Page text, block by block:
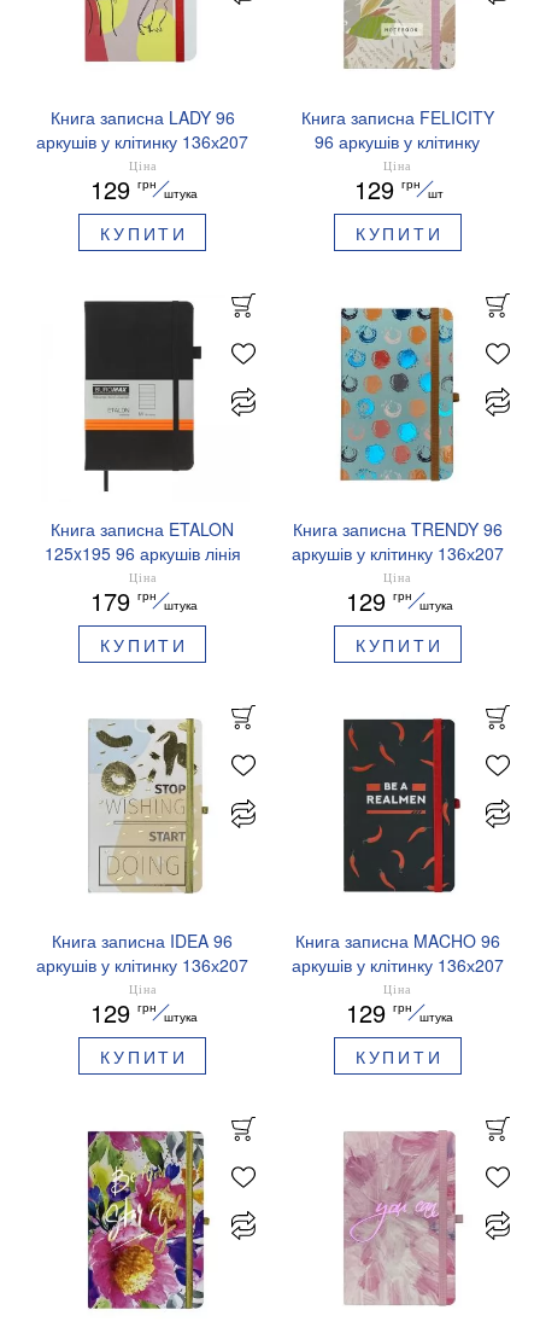
Книга записна LADY 96
аркушів у клітинку 136х207
мм BUROMAX BM.255106
Ціна
129 грн
штука
КУПИТИ
Книга записна FELICITY
96 аркушів у клітинку
136х207 мм BUROMAX
BM.255103
Ціна
129 грн
шт
КУПИТИ
Книга записна ETALON
125x195 96 аркушів лінія
BUROMAX BM.291260
Ціна
179 грн
штука
КУПИТИ
Книга записна TRENDY 96
аркушів у клітинку 136х207
мм BUROMAX BM.255111
Ціна
129 грн
штука
КУПИТИ
Книга записна IDEA 96
аркушів у клітинку 136х207
мм BUROMAX BM.255104
Ціна
129 грн
штука
КУПИТИ
Книга записна MACHO 96
аркушів у клітинку 136х207
мм BUROMAX BM.255107
Ціна
129 грн
штука
КУПИТИ